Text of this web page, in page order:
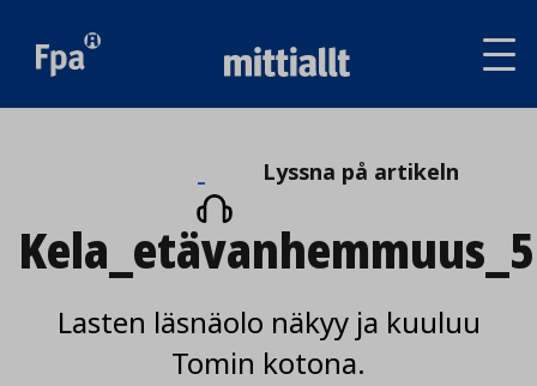
Lyssna
på
artikeln
Lyssna på artikeln
Kela_etävanhemmuus_5
Lasten läsnäolo näkyy ja kuuluu
Tomin kotona.